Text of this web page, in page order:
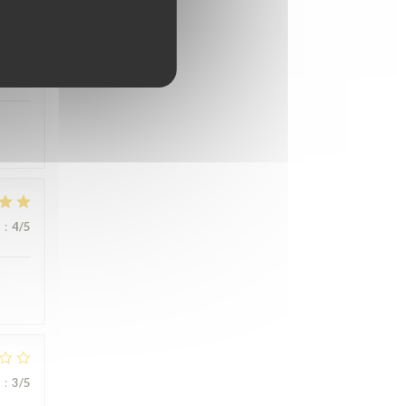
: 4/5
: 3/5